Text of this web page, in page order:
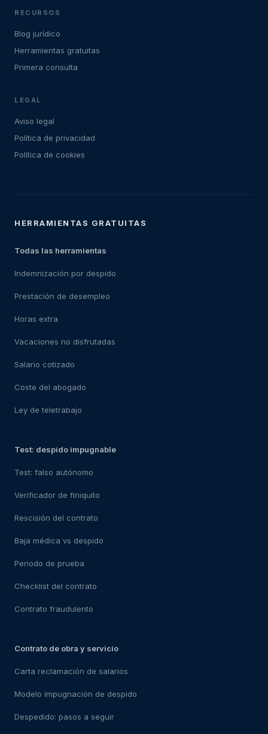
RECURSOS
Blog jurídico
Herramientas gratuitas
Primera consulta
LEGAL
Aviso legal
Política de privacidad
Política de cookies
HERRAMIENTAS GRATUITAS
Todas las herramientas
Indemnización por despido
Prestación de desempleo
Horas extra
Vacaciones no disfrutadas
Salario cotizado
Coste del abogado
Ley de teletrabajo
Test: despido impugnable
Test: falso autónomo
Verificador de finiquito
Rescisión del contrato
Baja médica vs despido
Periodo de prueba
Checklist del contrato
Contrato fraudulento
Contrato de obra y servicio
Carta reclamación de salarios
Modelo impugnación de despido
Despedido: pasos a seguir